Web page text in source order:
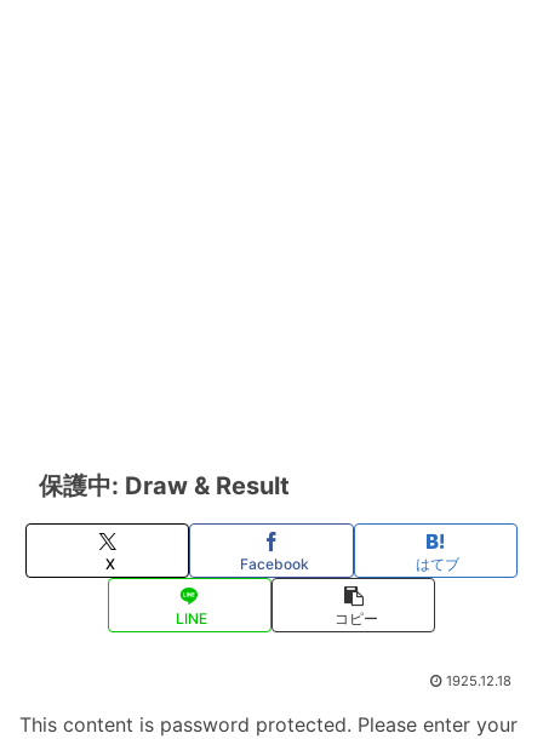
保護中: Draw & Result
X Facebook はてブ
LINE コピー
1925.12.18
This content is password protected. Please enter your